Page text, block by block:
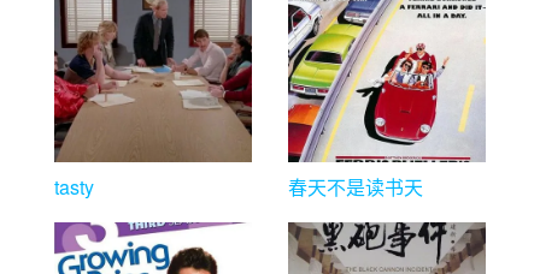
tasty 春天不是读书天